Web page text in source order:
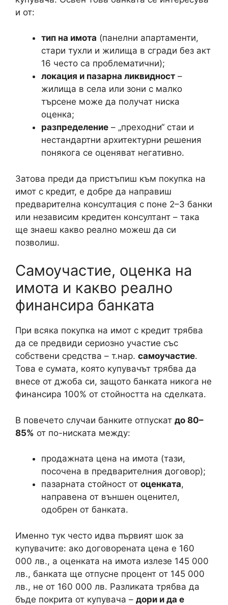
и от:
тип на имота (панелни апартаменти,
стари тухли и жилища в сгради без акт
16 често са проблематични);
локация и пазарна ликвидност –
жилища в села или зони с малко
търсене може да получат ниска
оценка;
разпределение – „преходни“ стаи и
нестандартни архитектурни решения
понякога се оценяват негативно.
Затова преди да пристъпиш към покупка на
имот с кредит, е добре да направиш
предварителна консултация с поне 2–3 банки
или независим кредитен консултант – така
ще знаеш какво реално можеш да си
позволиш.
Самоучастие, оценка на
имота и какво реално
финансира банката
При всяка покупка на имот с кредит трябва
да се предвиди сериозно участие със
собствени средства – т.нар. самоучастие.
Това е сумата, която купувачът трябва да
внесе от джоба си, защото банката никога не
финансира 100% от стойността на сделката.
В повечето случаи банките отпускат до 80–
85% от по-ниската между:
продажната цена на имота (тази,
посочена в предварителния договор);
пазарната стойност от оценката,
направена от външен оценител,
одобрен от банката.
Именно тук често идва първият шок за
купувачите: ако договорената цена е 160
000 лв., а оценката на имота излезе 145 000
лв., банката ще отпусне процент от 145 000
лв., не от 160 000 лв. Разликата трябва да
бъде покрита от купувача – дори и да е